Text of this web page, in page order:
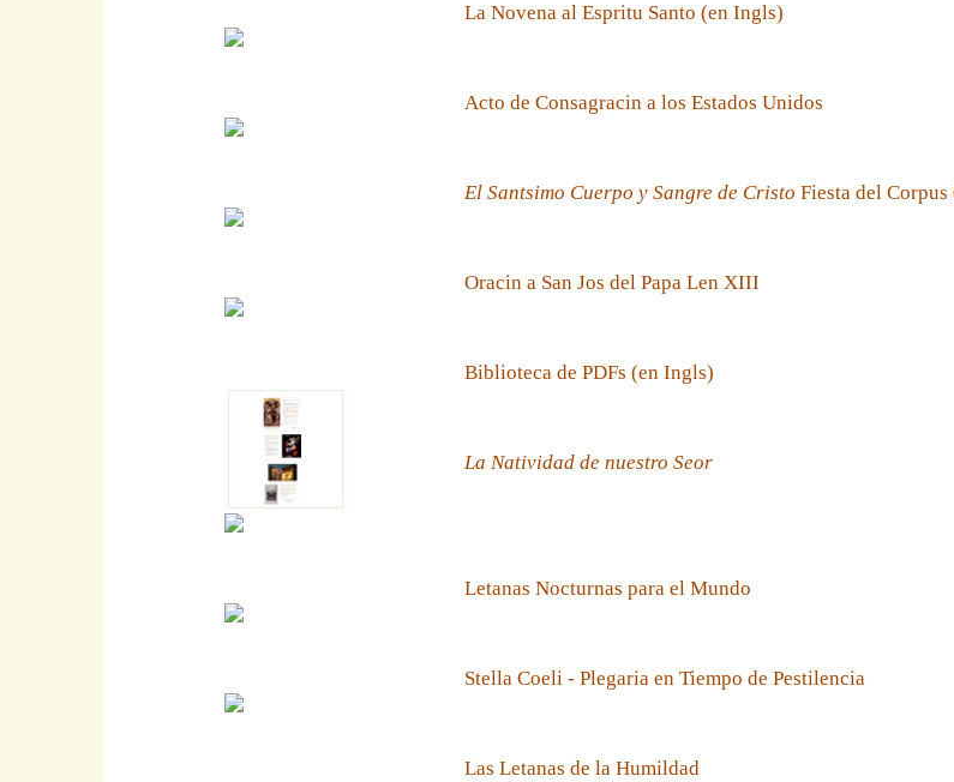
La Novena al Espritu Santo (en Ingls)
Acto de Consagracin a los Estados Unidos
El Santsimo Cuerpo y Sangre de Cristo Fiesta del
Oracin a San Jos del Papa Len XIII
Biblioteca de PDFs (en Ingls)
La Natividad de nuestro Seor
Letanas Nocturnas para el Mundo
Stella Coeli - Plegaria en Tiempo de Pestilencia
Las Letanas de la Humildad